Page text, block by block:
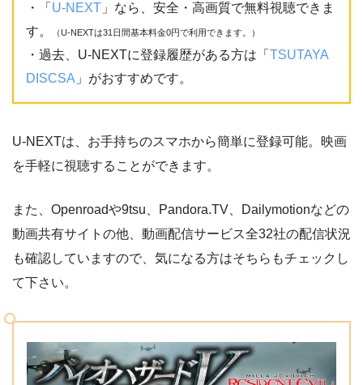
・「 U-NEXT 」なら、安全・高画質で無料視聴できま
す。
（U-NEXTは31日間基本料金0円で利用できます。）
・過去、U-NEXTに登録履歴がある方は「 TSUTAYA
DISCSA 」がおすすめです。
U-NEXTは、お手持ちのスマホから簡単に登録可能。映画
を手軽に視聴することができます。
また、Openroadや9tsu、Pandora.TV、Dailymotionなどの
動画共有サイトの他、動画配信サービス全32社の配信状況
も確認していますので、気になる方はそちらもチェックし
て下さい。